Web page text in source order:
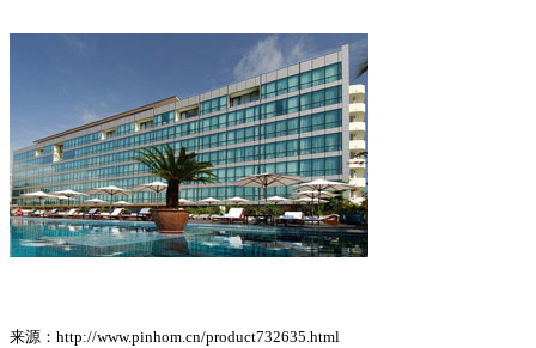
来源：http://www.pinhom.cn/product732635.html